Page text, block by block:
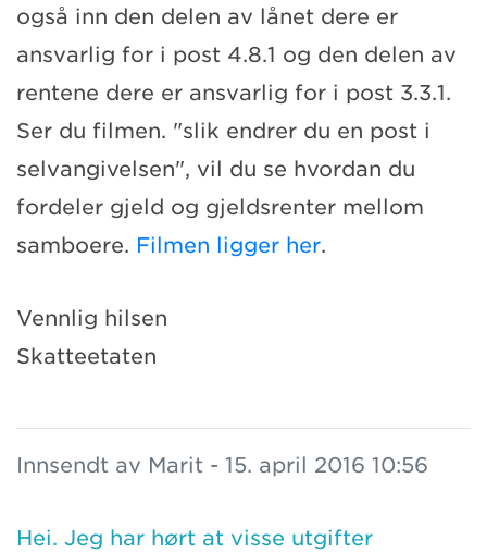
også inn den delen av lånet dere er
ansvarlig for i post 4.8.1 og den delen av
rentene dere er ansvarlig for i post 3.3.1.
Ser du filmen. "slik endrer du en post i
selvangivelsen", vil du se hvordan du
fordeler gjeld og gjeldsrenter mellom
samboere. Filmen ligger her.
Vennlig hilsen
Skatteetaten
Innsendt av Marit - 15. april 2016 10:56
Hei. Jeg har hørt at visse utgifter